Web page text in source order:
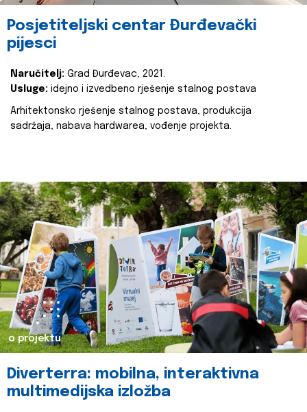
Posjetiteljski centar Đurđevački
pijesci
Naručitelj: Grad Đurđevac, 2021.
Usluge: idejno i izvedbeno rješenje stalnog postava
Arhitektonsko rješenje stalnog postava, produkcija
sadržaja, nabava hardwarea, vođenje projekta.
o projektu
Diverterra: mobilna, interaktivna
multimedijska izložba